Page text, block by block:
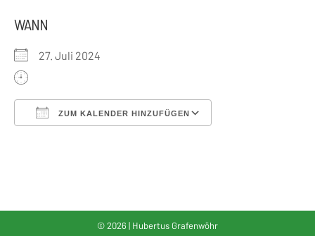
WANN
27. Juli 2024
ZUM KALENDER HINZUFÜGEN
© 2026 | Hubertus Grafenwöhr